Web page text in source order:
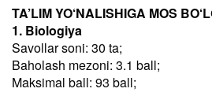
TA’LIM YO‘NALISHIGA MOS
1. Biologiya
Savollar soni: 30 ta;
Baholash mezoni: 3.1 ball;
Maksimal ball: 93 ball;